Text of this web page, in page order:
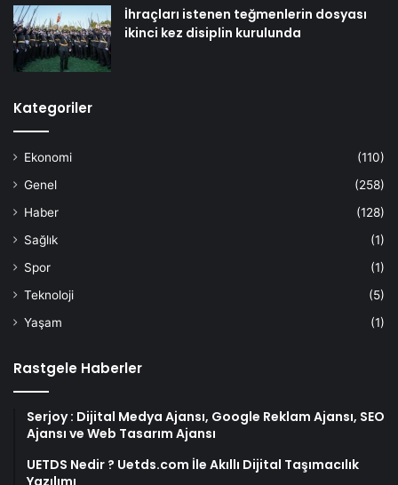
İhraçları istenen teğmenlerin dosyası
ikinci kez disiplin kurulunda
Kategoriler
Ekonomi
(110)
Genel
(258)
Haber
(128)
Sağlık
(1)
Spor
(1)
Teknoloji
(5)
Yaşam
(1)
Rastgele Haberler
Serjoy : Dijital Medya Ajansı, Google Reklam Ajansı, SEO
Ajansı ve Web Tasarım Ajansı
UETDS Nedir ? Uetds.com İle Akıllı Dijital Taşımacılık
Yazılımı